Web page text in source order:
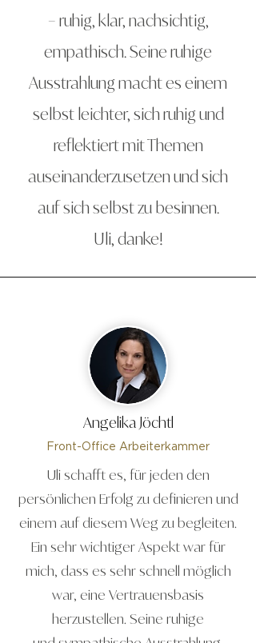
– ruhig, klar, nachsichtig,
empathisch. Seine ruhige
Ausstrahlung macht es einem
selbst leichter, sich ruhig und
reflektiert mit Themen
auseinanderzusetzen und sich
auf sich selbst zu besinnen.
Uli, danke!
Angelika Jöchtl
Front-Office Arbeiterkammer
Uli schafft es, für jeden den
persönlichen Erfolg zu definieren und
einem auf diesem Weg zu begleiten.
Ein sehr wichtiger Aspekt war für
mich, dass es sehr schnell möglich
war, eine Vertrauensbasis
herzustellen. Seine ruhige